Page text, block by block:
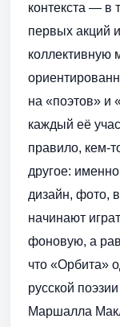
контекста — в
первых акций
коллективную
на «поэтов» и
каждый её
правило, кем-
другое:
дизайн, фото,
начинают
фоновую, а
что «Орбита»
русской
Маршалла